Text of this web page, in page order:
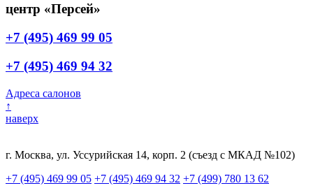
центр «Персей»
+7 (495) 469 99 05
+7 (495) 469 94 32
Адреса салонов
↑
наверх
г. Москва, ул. Уссурийская 14, корп. 2 (съезд с МКАД №102)
+7 (495) 469 99 05 +7 (495) 469 94 32 +7 (499) 780 13 62